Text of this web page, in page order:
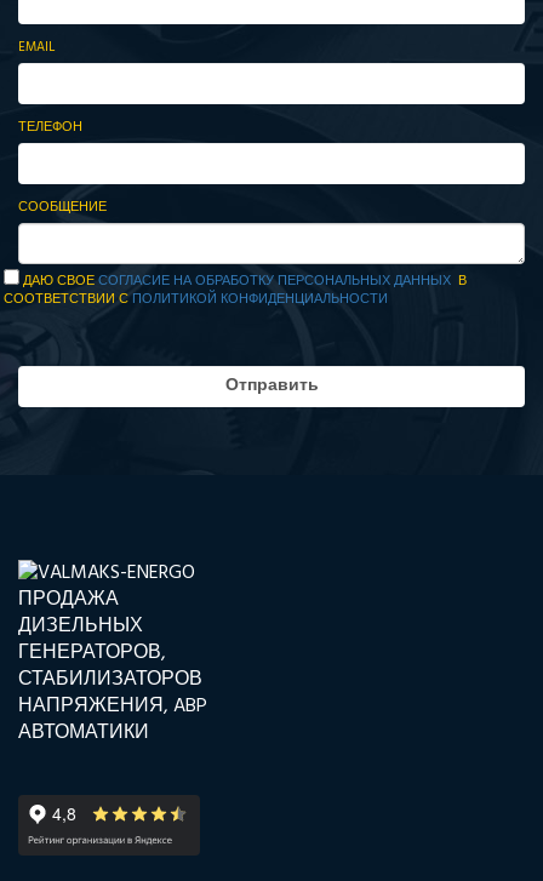
EMAIL
ТЕЛЕФОН
СООБЩЕНИЕ
ДАЮ СВОЕСОГЛАСИЕ НА ОБРАБОТКУ ПЕРСОНАЛЬНЫХ ДАННЫХ В
СООТВЕТСТВИИ СПОЛИТИКОЙ КОНФИДЕНЦИАЛЬНОСТИ